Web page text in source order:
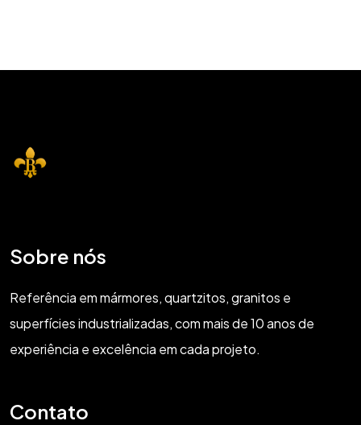
Sobre nós
Referência em mármores, quartzitos, granitos e
superfícies industrializadas, com mais de 10 anos de
experiência e excelência em cada projeto.
Contato